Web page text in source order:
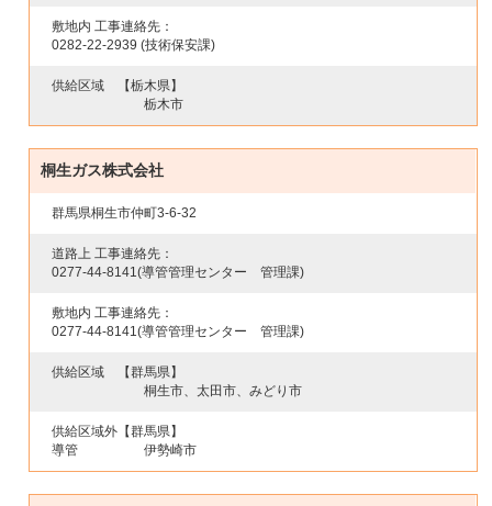
敷地内 工事連絡先：
0282-22-2939 (技術保安課)
供給区域
【栃木県】
栃木市
桐生ガス株式会社
群馬県桐生市仲町3-6-32
道路上 工事連絡先：
0277-44-8141(導管管理センター 管理課)
敷地内 工事連絡先：
0277-44-8141(導管管理センター 管理課)
供給区域
【群馬県】
桐生市、太田市、みどり市
供給区域外
導管
【群馬県】
伊勢崎市